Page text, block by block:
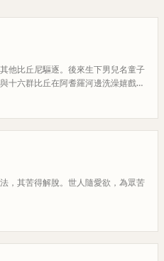
他比丘尼驅逐。後來生下男兒名童子
十六群比丘在阿耆羅河邊洗澡嬉戲，
，其苦得解脫。世人隨愛欲，為眾苦